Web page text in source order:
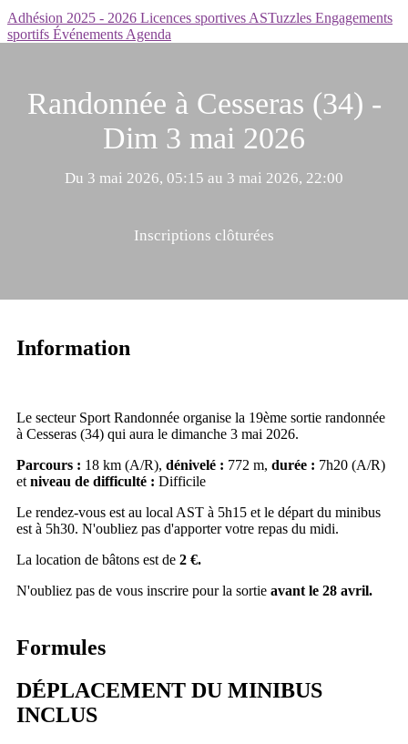
Adhésion 2025 - 2026 Licences sportives ASTuzzles Engagements
sportifs Événements Agenda
Randonnée à Cesseras (34) -
Dim 3 mai 2026
Du 3 mai 2026, 05:15 au 3 mai 2026, 22:00
Inscriptions clôturées
Information
Le secteur Sport Randonnée organise la 19ème sortie randonnée
à Cesseras (34) qui aura le dimanche 3 mai 2026.
Parcours : 18 km (A/R), dénivelé : 772 m, durée : 7h20 (A/R)
et niveau de difficulté : Difficile
Le rendez-vous est au local AST à 5h15 et le départ du minibus
est à 5h30. N'oubliez pas d'apporter votre repas du midi.
La location de bâtons est de 2 €.
N'oubliez pas de vous inscrire pour la sortie avant le 28 avril.
Formules
DÉPLACEMENT DU MINIBUS
INCLUS